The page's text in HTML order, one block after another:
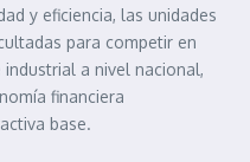
y eficiencia, las unidades
para competir en
a nivel nacional,
financiera
base.